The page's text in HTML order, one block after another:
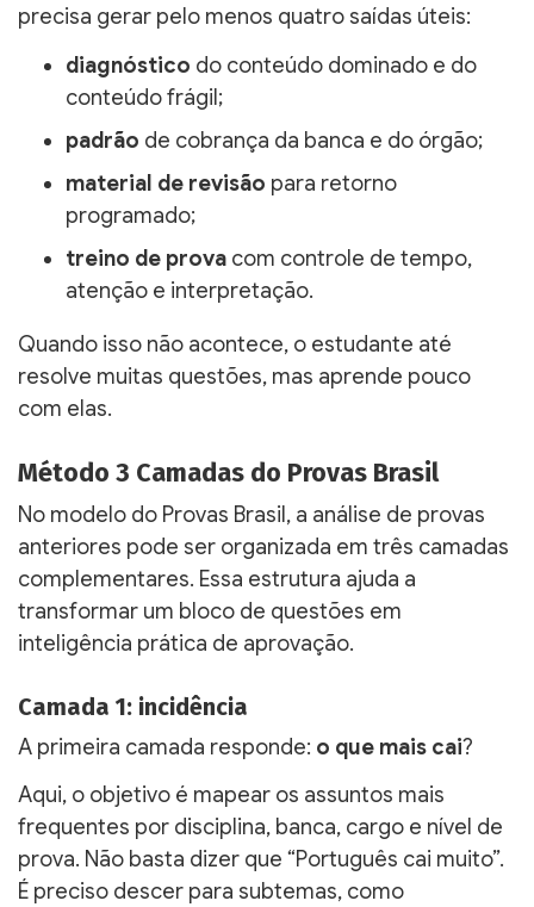
precisa gerar pelo menos quatro saídas úteis:
diagnóstico do conteúdo dominado e do
conteúdo frágil;
padrão de cobrança da banca e do órgão;
material de revisão para retorno
programado;
treino de prova com controle de tempo,
atenção e interpretação.
Quando isso não acontece, o estudante até
resolve muitas questões, mas aprende pouco
com elas.
Método 3 Camadas do Provas Brasil
No modelo do Provas Brasil, a análise de provas
anteriores pode ser organizada em três camadas
complementares. Essa estrutura ajuda a
transformar um bloco de questões em
inteligência prática de aprovação.
Camada 1: incidência
A primeira camada responde: o que mais cai?
Aqui, o objetivo é mapear os assuntos mais
frequentes por disciplina, banca, cargo e nível de
prova. Não basta dizer que “Português cai muito”.
É preciso descer para subtemas, como